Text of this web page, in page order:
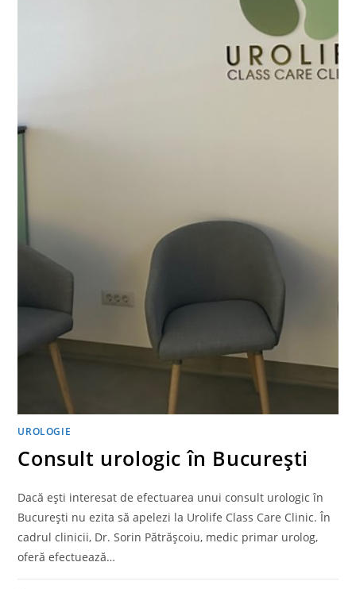
UROLOGIE
Consult urologic în București
Dacă ești interesat de efectuarea unui consult urologic în
București nu ezita să apelezi la Urolife Class Care Clinic. În
cadrul clinicii, Dr. Sorin Pătrășcoiu, medic primar urolog,
oferă efectuează…